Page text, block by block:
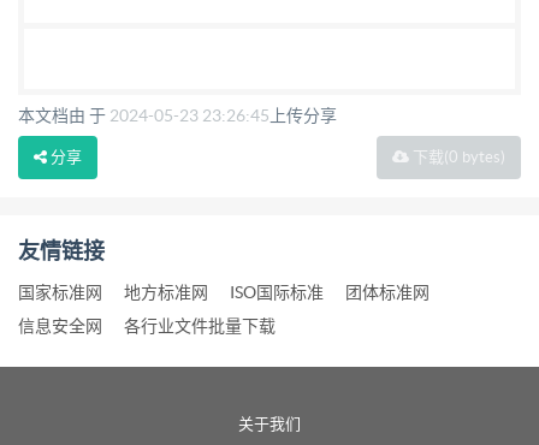
本文档由 于 2024-05-23 23:26:45 上传分享
下载(0 bytes)
分享
友情链接
国家标准网 地方标准网 ISO国际标准
团体标准网
信息安全网
各行业文件批量下载
关于我们